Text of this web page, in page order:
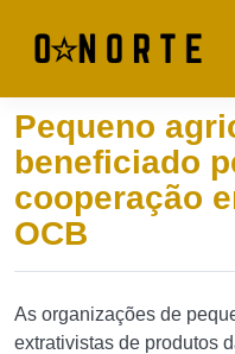
Pequeno
beneficiado
cooperação
OCB
As organizações de
extrativistas de produtos